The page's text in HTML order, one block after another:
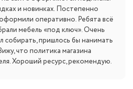
и новинках. Постепенно
оперативно. Ребята всё
мебель «под ключ». Очень
собирать, пришлось бы нанимать
что политика магазина
Хороший ресурс, рекомендую.